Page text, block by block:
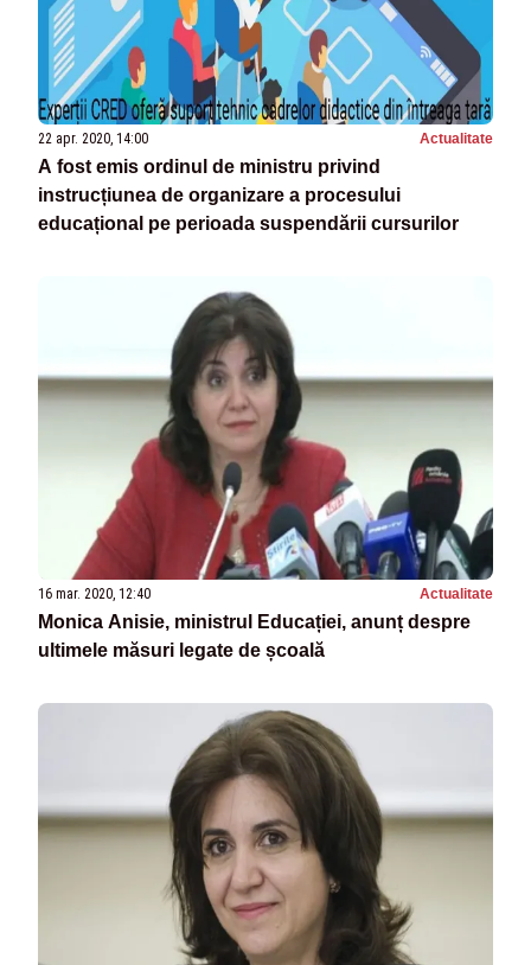
22 apr. 2020, 14:00 Actualitate
A fost emis ordinul de ministru privind
instrucțiunea de organizare a procesului
educațional pe perioada suspendării cursurilor
16 mar. 2020, 12:40 Actualitate
Monica Anisie, ministrul Educației, anunț despre
ultimele măsuri legate de școală